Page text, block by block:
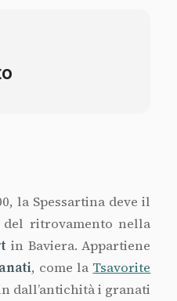
la Spessartina deve il
ritrovamento nella
in Baviera. Appartiene
, come la Tsavorite
dall’antichità i granati